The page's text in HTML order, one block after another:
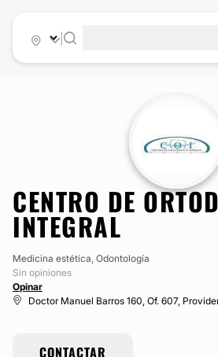
CENTRO DE
INTEGRAL
Medicina estética, Odontología
Sin opiniones
Opinar
Doctor Manuel Barros 160, Of. 607,
CONTACTAR